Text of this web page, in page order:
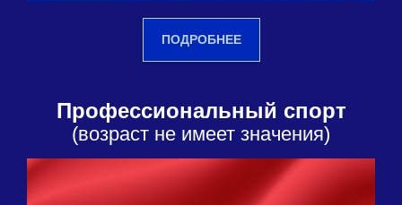
ПОДРОБНЕЕ
Профессиональный спорт
(возраст не имеет значения)